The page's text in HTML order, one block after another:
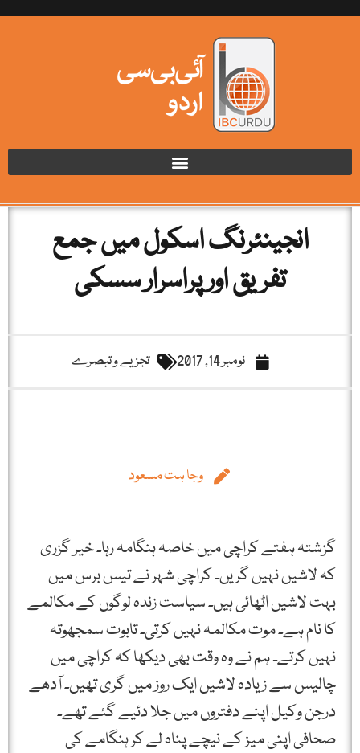
انجینئرنگ اسکول میں جمع
تفریق اور پراسرار سسکی
نومبر 14, 2017 تجزیے و تبصرے
وجا ہت مسعود
گزشتہ ہفتے کراچی میں خاصہ ہنگامہ رہا۔ خیر گزری
کہ لاشیں نہیں گریں۔ کراچی شہر نے تیس برس میں
بہت لاشیں اٹھائی ہیں۔ سیاست زندہ لوگوں کے مکالمے
کا نام ہے۔ موت مکالمہ نہیں کرتی۔ تابوت سمجھوتہ
نہیں کرتے۔ ہم نے وہ وقت بھی دیکھا کہ کراچی میں
چالیس سے زیادہ لاشیں ایک روز میں گری تھیں۔ آدھے
درجن وکیل اپنے دفتروں میں جلا دئیے گئے تھے۔
صحافی اپنی میز کے نیچے پناہ لے کر ہنگامے کی